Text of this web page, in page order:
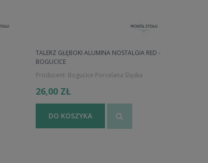
TALERZ GŁĘBOKI ALUMINA NOSTALGIA RED -
BOGUCICE
Producent: Bogucice Porcelana Śląska
26,00 ZŁ
DO KOSZYKA